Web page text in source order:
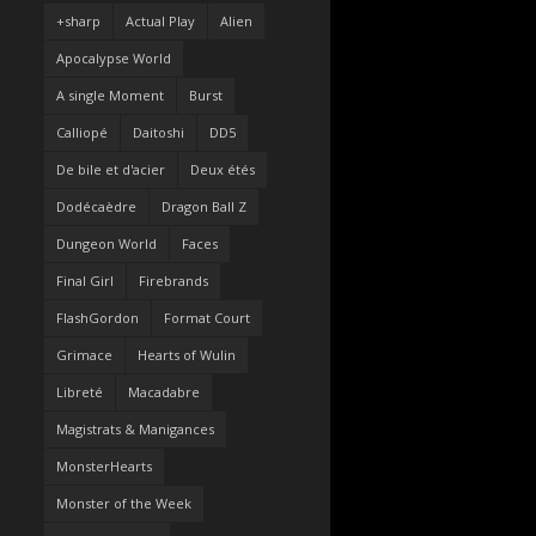
+sharp Actual Play Alien
Apocalypse World
A single Moment Burst
Calliopé Daitoshi DD5
De bile et d'acier Deux étés
Dodécaèdre Dragon Ball Z
Dungeon World Faces
Final Girl Firebrands
FlashGordon Format Court
Grimace Hearts of Wulin
Libreté Macadabre
Magistrats & Manigances
MonsterHearts
Monster of the Week